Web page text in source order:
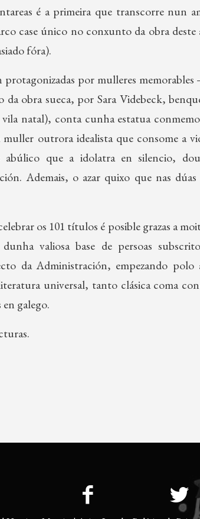
é a primeira que transcorre nun
case único no conxunto da obra
fóra).
protagonizadas por mulleres
da obra sueca, por Sara Videbeck,
natal), conta cunha estatua
outrora idealista que consome a
que a idolatra en silencio,
Ademais, o azar quixo que nas
os 101 títulos é posible grazas a
valiosa base de persoas
da Administración, empezando polo
universal, tanto clásica coma
galego.